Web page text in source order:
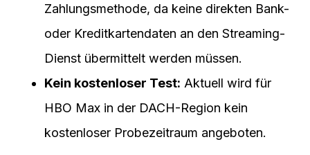
Zahlungsmethode, da keine direkten Bank-
oder Kreditkartendaten an den Streaming-
Dienst übermittelt werden müssen.
Kein kostenloser Test: Aktuell wird für
HBO Max in der DACH-Region kein
kostenloser Probezeitraum angeboten.